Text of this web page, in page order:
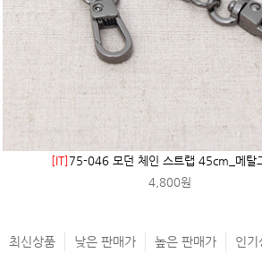
[IT] 75-046 모던 체인 스트랩 45cm_메탈
4,800원
최신상품 낮은 판매가 높은 판매가 인기